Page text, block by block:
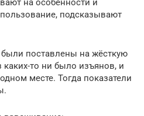
на особенности и
подсказывают
поставлены на жёсткую
каких-то ни было изъянов, и
месте. Тогда показатели